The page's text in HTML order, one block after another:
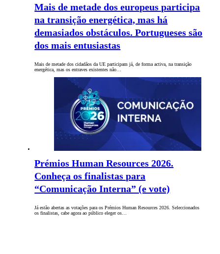
Mais de metade dos europeus participa
na transição energética, mas há
demasiados obstáculos. Portugueses são
dos mais entusiastas
Mais de metade dos cidadãos da UE participam já, de forma activa, na transição
energética, mas os entraves existentes não…
Prémios Human Resources 2026.
Conheça os finalistas para
“Comunicação Interna” (e vote)
Já estão abertas as votações para os Prémios Human Resources 2026. Seleccionados
os finalistas, cabe agora ao público eleger os…